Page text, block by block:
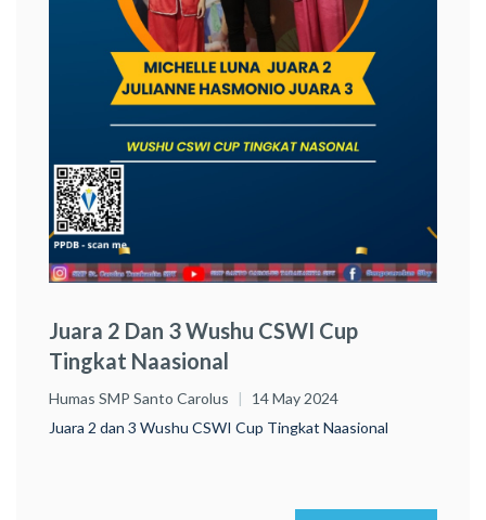
Juara 2 Dan 3 Wushu CSWI Cup
Tingkat Naasional
Humas SMP Santo Carolus
14 May 2024
Juara 2 dan 3 Wushu CSWI Cup Tingkat Naasional